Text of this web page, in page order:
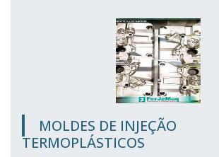
MOLDES DE INJEÇÃO
TERMOPLÁSTICOS